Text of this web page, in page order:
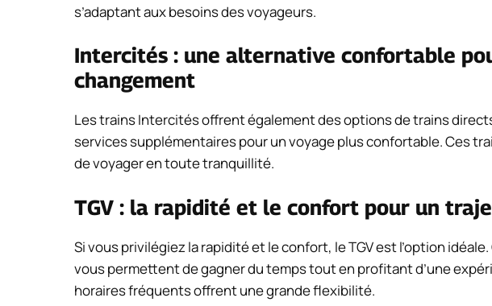
s’adaptant aux besoins des voyageurs.
Intercités : une alternative confortable
changement
Les trains Intercités offrent également des options de trains
services supplémentaires pour un voyage plus confortable. Ces
de voyager en toute tranquillité.
TGV : la rapidité et le confort pour un
Si vous privilégiez la rapidité et le confort, le TGV est l’option
vous permettent de gagner du temps tout en profitant d’une
horaires fréquents offrent une grande flexibilité.